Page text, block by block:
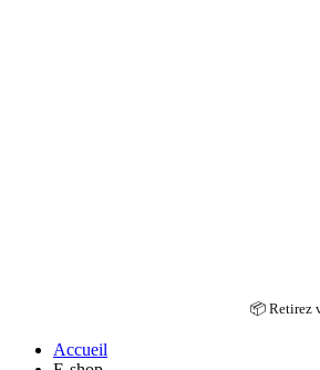
📦 Retirez
Accueil